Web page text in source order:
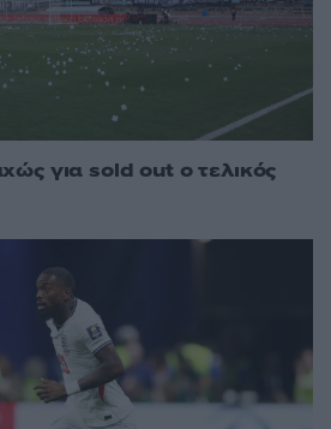
για sold out ο τελικός